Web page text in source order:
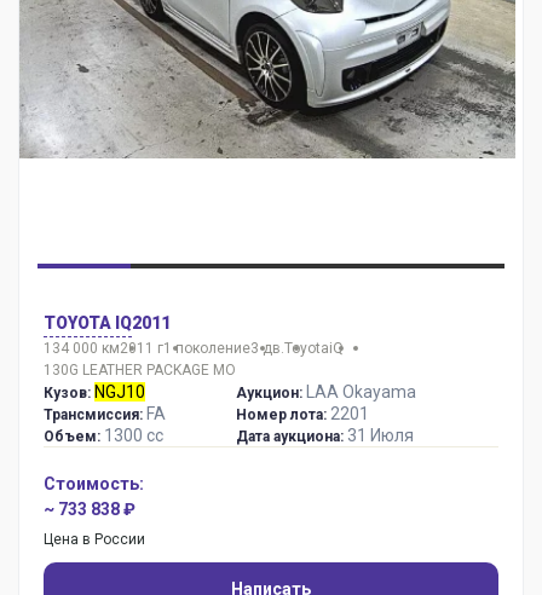
TOYOTA IQ2011
134 000 км2011 г1 поколение3 дв.ToyotaiQ
130G LEATHER PACKAGE MO
Кузов: NGJ10
Трансмиссия: FA
Объем: 1300 сс
Аукцион: LAA Okayama
Номер лота: 2201
Дата аукциона: 31 Июля
Стоимость:
~ 733 838 ₽
Цена в России
Написать